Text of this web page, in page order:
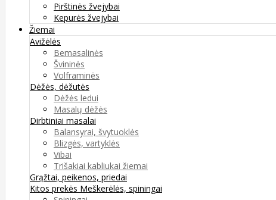
Pirštinės žvejybai
Kepurės žvejybai
Žiemai
Avižėlės
Bemasalinės
Švininės
Volframinės
Dėžės, dėžutės
Dėžės ledui
Masalų dėžės
Dirbtiniai masalai
Balansyrai, švytuoklės
Blizgės, vartyklės
Vibai
Trišakiai kabliukai žiemai
Grąžtai, peikenos, priedai
Kitos prekės Meškerėlės, spiningai